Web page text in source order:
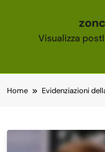
Visualizza post
Home Evidenziazioni